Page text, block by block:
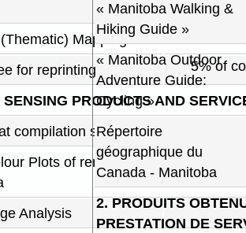
Mapping
for reprinting 5% of
PRODUCTS AND
compilation scale
Plots of remote
Analysis
« Manitoba Walking &
Hiking Guide »
« Manitoba Outdoor
Adventure Guide:
Cycling »
Répertoire
géographique du
Canada - Manitoba
2. PRODUITS
PRESTATION DE